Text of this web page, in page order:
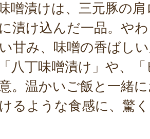
噌漬けは、三元豚の
漬け込んだ一品。や
甘み、味噌の香ばし
八丁味噌漬け」や、
。温かいご飯と一緒
るような食感に、驚